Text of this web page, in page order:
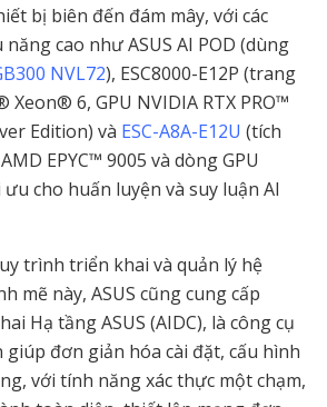
bị biên đến đám mây, với các
cao như ASUS AI POD (dùng
NVL72), ESC8000-E12P (trang
6, GPU NVIDIA RTX PRO™
Edition) và ESC-A8A-E12U (tích
EPYC™ 9005 và dòng GPU
cho huấn luyện và suy luận AI
trình triển khai và quản lý hệ
mẽ này, ASUS cũng cung cấp
Hạ tầng ASUS (AIDC), là công cụ
đơn giản hóa cài đặt, cấu hình
với tính năng xác thực một chạm,